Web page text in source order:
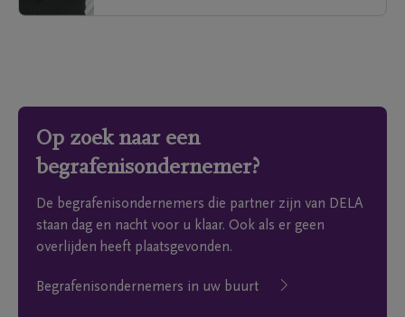
Op zoek naar een
begrafenisondernemer?
De begrafenisondernemers die partner zijn van DELA
staan dag en nacht voor u klaar. Ook als er geen
overlijden heeft plaatsgevonden.
Begrafenisondernemers in uw buurt